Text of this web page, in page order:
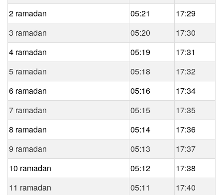
2 ramadan
05:21
17:29
3 ramadan
05:20
17:30
4 ramadan
05:19
17:31
5 ramadan
05:18
17:32
6 ramadan
05:16
17:34
7 ramadan
05:15
17:35
8 ramadan
05:14
17:36
9 ramadan
05:13
17:37
10 ramadan
05:12
17:38
11 ramadan
05:11 17:40